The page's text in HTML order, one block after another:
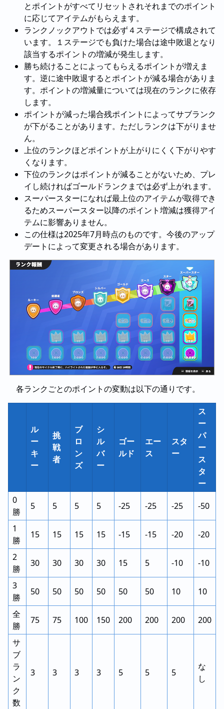
とポイントがすべてリセットされそれまでのポイント
に応じてアイテムがもらえます。
ランクノックアウトでは必ず４ステージで構成されて
います。１ステージでも負けた場合は途中敗退となり
該当するポイントの増減が発生します。
勝ち続けることによってもらえるポイントが増えま
す。逆に途中敗退するとポイントが減る場合がありま
す。ポイントの増減量については現在のランクに依存
します。
ポイントが減った場合残ポイントによってサブランク
が下がることがあります。ただしランクは下がりませ
ん。
上位のランクほどポイントが上がりにくく下がりやす
くなります。
下位のランクはポイントが減ることがないため、プレ
イし続ければゴールドランクまでは必ず上がれます。
スーパースターになれば最上位のアイテムが取得でき
るためスーパースター以降のポイント増減は獲得アイ
テムに影響ありません。
この仕様は2025年7月時点のものです。今後のアップ
デートによって変更される場合があります。
各ランクごとのポイントの変動は以下の通りです。
ル
ー
キ
ー
挑
戦
者
ブ
ロ
ン
ズ
シ
ル
バ
ー
ゴー
ルド
エー
ス
スタ
ー
ス
ー
パ
ー
ス
タ
ー
0
勝
5 5 5 5 -25 -25 -25 -50
1
勝
15 15 15 15 -15 -15 -20 -20
2
勝
30 30 30 30 15 5 -10 -10
3
勝
50 50 50 50 50 50 10 10
全
勝
75 75 100 150 200 200 200 200
サ
ブ
ラ
ン
ク
数
3 3 3 3 5 5 5
な
し